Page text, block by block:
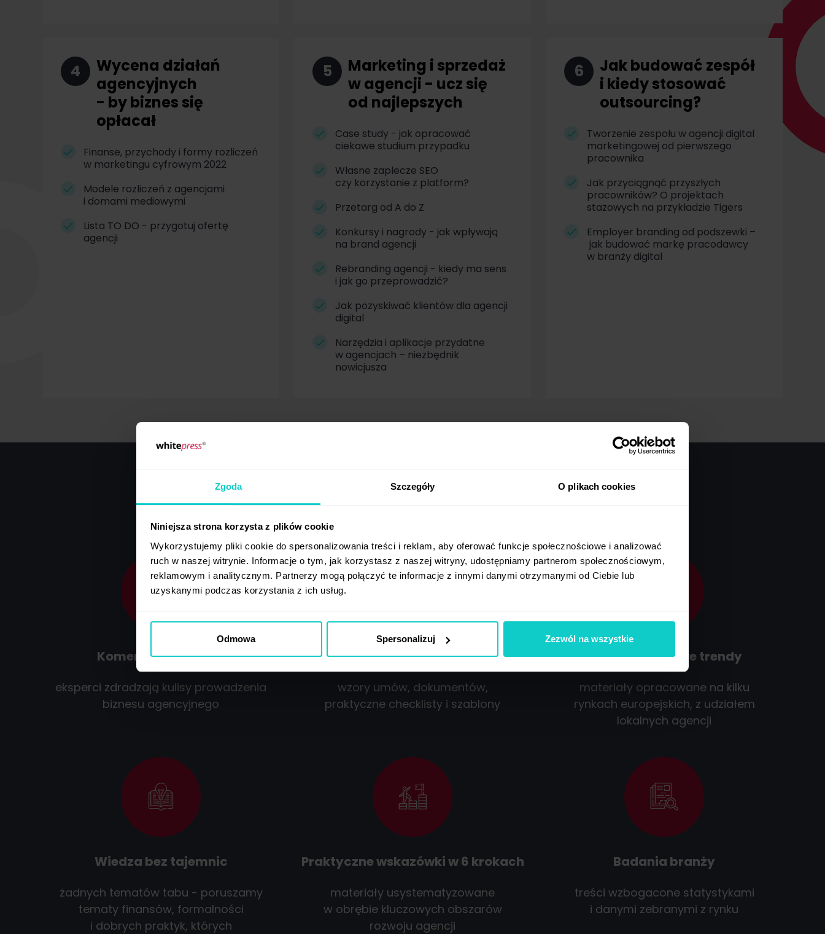
Zgoda Szczegóły O plikach cookies
Niniejsza strona korzysta z plików cookie
Wykorzystujemy pliki cookie do spersonalizowania treści i reklam, aby oferować funkcje społecznościowe i analizować
ruch w naszej witrynie. Informacje o tym, jak korzystasz z naszej witryny, udostępniamy partnerom społecznościowym,
reklamowym i analitycznym. Partnerzy mogą połączyć te informacje z innymi danymi otrzymanymi od Ciebie lub
uzyskanymi podczas korzystania z ich usług.
Odmowa Spersonalizuj Zezwól na wszystkie
4
Wycena działań
agencyjnych
- by biznes się
opłacał
Finanse, przychody i formy rozliczeń
w marketingu cyfrowym 2022
Modele rozliczeń z agencjami
i domami mediowymi
Lista TO DO - przygotuj ofertę
agencji
5
Marketing i sprzedaż
w agencji - ucz się
od najlepszych
Case study - jak opracować
ciekawe studium przypadku
Własne zaplecze SEO
czy korzystanie z platform?
Przetarg od A do Z
Konkursy i nagrody - jak wpływają
na brand agencji
Rebranding agencji - kiedy ma sens
i jak go przeprowadzić?
Jak pozyskiwać klientów dla agencji
digital
Narzędzia i aplikacje przydatne
w agencjach – niezbędnik
nowicjusza
6
Jak budować zespół
i kiedy stosować
outsourcing?
Tworzenie zespołu w agencji digital
marketingowej od pierwszego
pracownika
Jak przyciągnąć przyszłych
pracowników? O projektach
stażowych na przykładzie Tigers
Employer branding od podszewki –
jak budować markę pracodawcy
w branży digital
Co znajdziesz w naszych artykułach:
Komentarze liderów
eksperci zdradzają kulisy prowadzenia
biznesu agencyjnego
Darmowe materiały
wzory umów, dokumentów,
praktyczne checklisty i szablony
Międzynarodowe trendy
materiały opracowane na kilku
rynkach europejskich, z udziałem
lokalnych agencji
Wiedza bez tajemnic
żadnych tematów tabu - poruszamy
tematy finansów, formalności
i dobrych praktyk, których
Praktyczne wskazówki w 6 krokach
materiały usystematyzowane
w obrębie kluczowych obszarów
rozwoju agencji
Badania branży
treści wzbogacone statystykami
i danymi zebranymi z rynku